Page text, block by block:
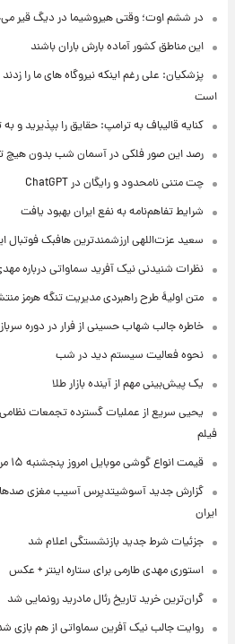
در ششم اوت؛ وقتی هیروشیما در دیگ قیر
این مناطق کشور آماده بارش باران باشند
پزشکیان: علی رغم اینکه نیروگاه های ما را
است
کنایه قالیباف به ترامپ: حقایق را بپذیرید و
رصد این صور فلکی در آسمان شب بدون هیچ
چت متنی نامحدود و رایگان در ChatGPT
شرایط تفاهم‌نامه به نفع ایران بهبود یافت
سعید عزت‌اللهی ارزشمندترین هافبک فوتبال
نظرات شنیدنی نیک آفرید سماواتی درباره
متن اولیۀ طرح راهبردی مدیریت تنگه هرمز
خاطره جالب شهاب حسینی از فرار در دوره
نحوه فعالیت سیستم دید در شب
یک پیش‌بینی مهم از آینده بازار طلا
یحیی سریع از عملیات گسترده تجمعات نظامی
فیلم
قیمت انواع گوشی موبایل امروز پنجشنبه ۱۵ مرداد ۱۴۰۵ + جدول
گزارش جدید آسوشیتدپرس آسیب مغزی صدها
ایران
جزئیات شرط جدید بازنشستگی اعلام شد
استوری مهدی طارمی برای ستاره اینتر + عکس
گران‌ترین خرید تاریخ رئال مادرید رونمایی شد
روایت جالب نیک آفرین سماواتی از هم بازی